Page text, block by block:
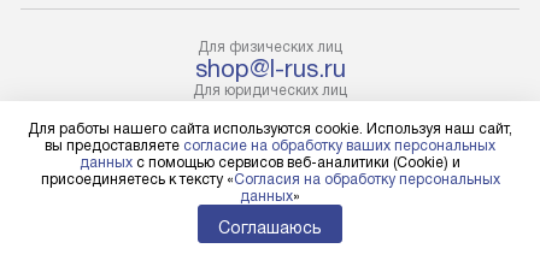
с менеджером. За данную услугу
взимается дополнительная плата.
Учитывайте габариты прибора, если
они не позволяют пронести его
через дверной проем,
то сотрудники транспортной
службы не смогут демонтировать
дверцы, ручки или другие
Техника
нишу или на
Для физических лиц
shop@l-rus.ru
Для юридических лиц
НАПИСАТЬ РУКОВОДСТВУ
Политика конфиденциальности
Для работы нашего сайта используются cookie. Используя наш сайт,
вы предоставляете согласие на обработку ваших персональных
данных с помощью сервисов веб-аналитики (Cookie) и
присоединяетесь к тексту «Согласия на обработку персональных
данных»
Соглашаюсь